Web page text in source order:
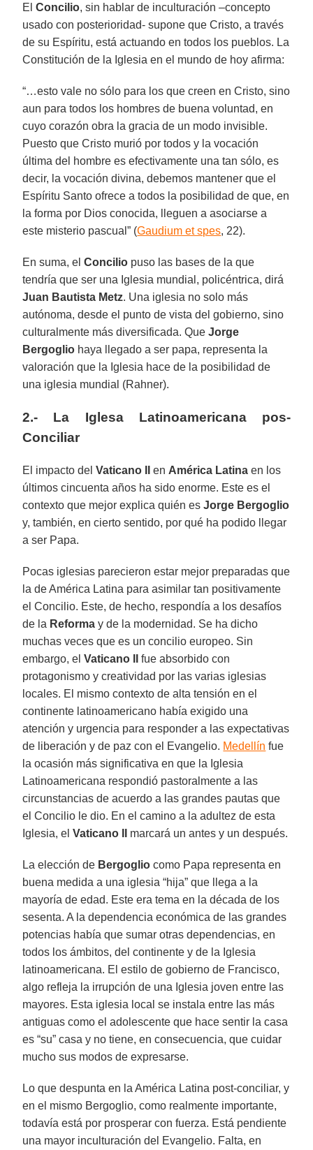
ElConcilio, sin hablar de inculturación –concepto
usado con posterioridad- supone que Cristo, a través
de su Espíritu, está actuando en todos los pueblos. La
Constitución de la Iglesia en el mundo de hoy afirma:
“…esto vale no sólo para los que creen en Cristo, sino
aun para todos los hombres de buena voluntad, en
cuyo corazón obra la gracia de un modo invisible.
Puesto que Cristo murió por todos y la vocación
última del hombre es efectivamente una tan sólo, es
decir, la vocación divina, debemos mantener que el
Espíritu Santo ofrece a todos la posibilidad de que, en
la forma por Dios conocida, lleguen a asociarse a
este misterio pascual” (Gaudium et spes, 22).
En suma, elConcilio puso las bases de la que
tendría que ser una Iglesia mundial, policéntrica, dirá
Juan Bautista Metz. Una iglesia no solo más
autónoma, desde el punto de vista del gobierno, sino
culturalmente más diversificada. QueJorge
Bergoglio haya llegado a ser papa, representa la
valoración que la Iglesia hace de la posibilidad de
una iglesia mundial (Rahner).
2.- La Iglesa Latinoamericana pos-
Conciliar
El impacto delVaticano II en América Latina en los
últimos cincuenta años ha sido enorme. Este es el
contexto que mejor explica quién esJorge Bergoglio
y, también, en cierto sentido, por qué ha podido llegar
a ser Papa.
Pocas iglesias parecieron estar mejor preparadas que
la de América Latina para asimilar tan positivamente
el Concilio. Este, de hecho, respondía a los desafíos
de la Reforma y de la modernidad. Se ha dicho
muchas veces que es un concilio europeo. Sin
embargo, elVaticano II
fue absorbido con
protagonismo y creatividad por las varias iglesias
locales. El mismo contexto de alta tensión en el
continente latinoamericano había exigido una
atención y urgencia para responder a las expectativas
de liberación y de paz con el Evangelio. Medellín fue
la ocasión más significativa en que la Iglesia
Latinoamericana respondió pastoralmente a las
circunstancias de acuerdo a las grandes pautas que
el Concilio le dio. En el camino a la adultez de esta
Iglesia, elVaticano II marcará un antes y un después.
La elección de Bergoglio como Papa representa en
buena medida a una iglesia “hija” que llega a la
mayoría de edad. Este era tema en la década de los
sesenta. A la dependencia económica de las grandes
potencias había que sumar otras dependencias, en
todos los ámbitos, del continente y de la Iglesia
latinoamericana. El estilo de gobierno de Francisco,
algo refleja la irrupción de una Iglesia joven entre las
mayores. Esta iglesia local se instala entre las más
antiguas como el adolescente que hace sentir la casa
es “su” casa y no tiene, en consecuencia, que cuidar
mucho sus modos de expresarse.
Lo que despunta en la América Latina post-conciliar, y
en el mismo Bergoglio, como realmente importante,
todavía está por prosperar con fuerza. Está pendiente
una mayor inculturación del Evangelio. Falta, en